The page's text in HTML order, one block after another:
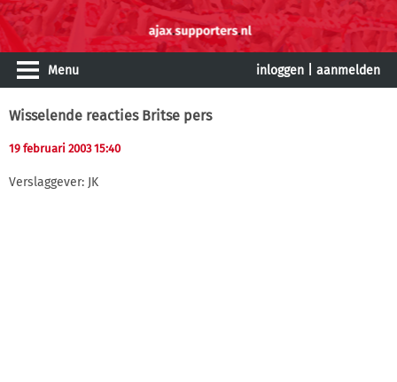
Menu inloggen aanmelden
Wisselende reacties Britse pers
19 februari 2003 15:40
Verslaggever: JK